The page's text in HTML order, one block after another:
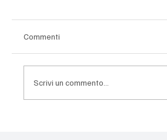
IL DISSENSO È DEMOCRAZIA
Commenti
Scrivi un commento...